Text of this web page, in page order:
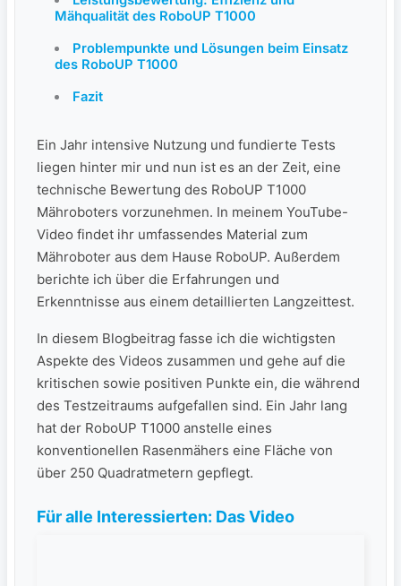
Mähqualität des ​RoboUP T1000
Problempunkte und Lösungen​ beim Einsatz
des RoboUP ⁤T1000
Fazit
Ein Jahr intensive Nutzung und⁤ fundierte Tests
liegen⁣ hinter mir und nun ist es an ⁢der Zeit, eine
technische Bewertung des RoboUP T1000
Mähroboters vorzunehmen.⁣ In meinem YouTube-
Video findet ihr umfassendes Material zum
Mähroboter aus dem Hause RoboUP. Außerdem
berichte ich über die ‍Erfahrungen und
Erkenntnisse​ aus einem detaillierten Langzeittest⁢.
In ⁢diesem Blogbeitrag fasse ich die wichtigsten
Aspekte des Videos zusammen⁢ und gehe auf die
kritischen sowie positiven‍ Punkte ein, die während
des Testzeitraums aufgefallen sind. Ein Jahr⁣ lang
hat⁤ der RoboUP T1000 anstelle eines
konventionellen Rasenmähers eine Fläche von
über 250 Quadratmetern gepflegt.
Für alle Interessierten: Das Video